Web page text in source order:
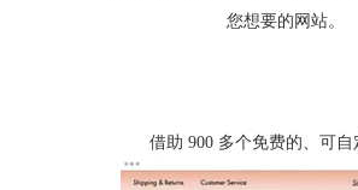
您想要的网站。
借助 900 多个免费的、可